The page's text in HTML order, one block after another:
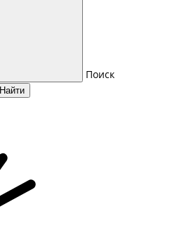
Поиск
Найти